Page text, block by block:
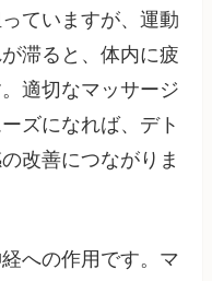
ていますが、運動
滞ると、体内に疲
適切なマッサージ
ズになれば、デト
改善につながりま
への作用です。マ